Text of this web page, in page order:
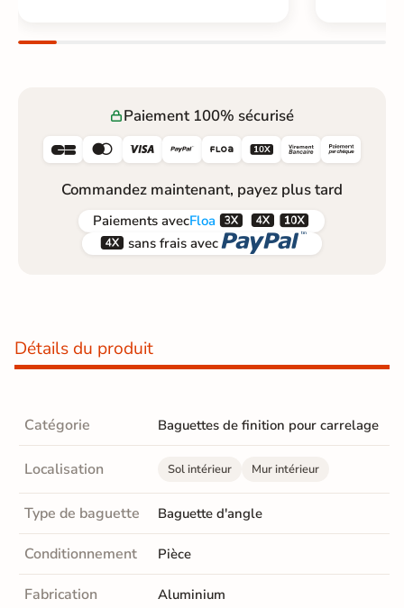
Paiement 100% sécurisé
     
Commandez maintenant, payez plus tard
Paiements avecFloa  
 sans frais avec 
Détails du produit
Catégorie Baguettes de finition pour carrelage
Localisation Sol intérieur Mur intérieur
Type de baguette Baguette d'angle
Conditionnement Pièce
Fabrication Aluminium